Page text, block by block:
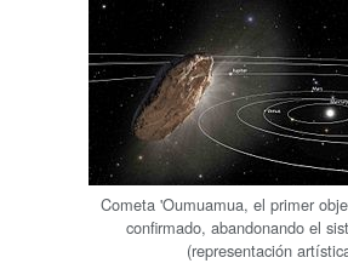
Cometa 'Oumuamua, el primer
confirmado, abandonando el
(representación